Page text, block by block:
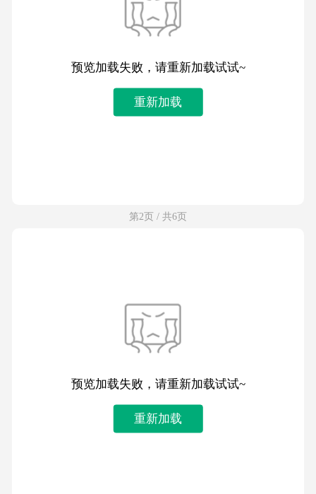
预览加载失败，请重新加载试试~
重新加载
第2页 / 共6页
预览加载失败，请重新加载试试~
重新加载